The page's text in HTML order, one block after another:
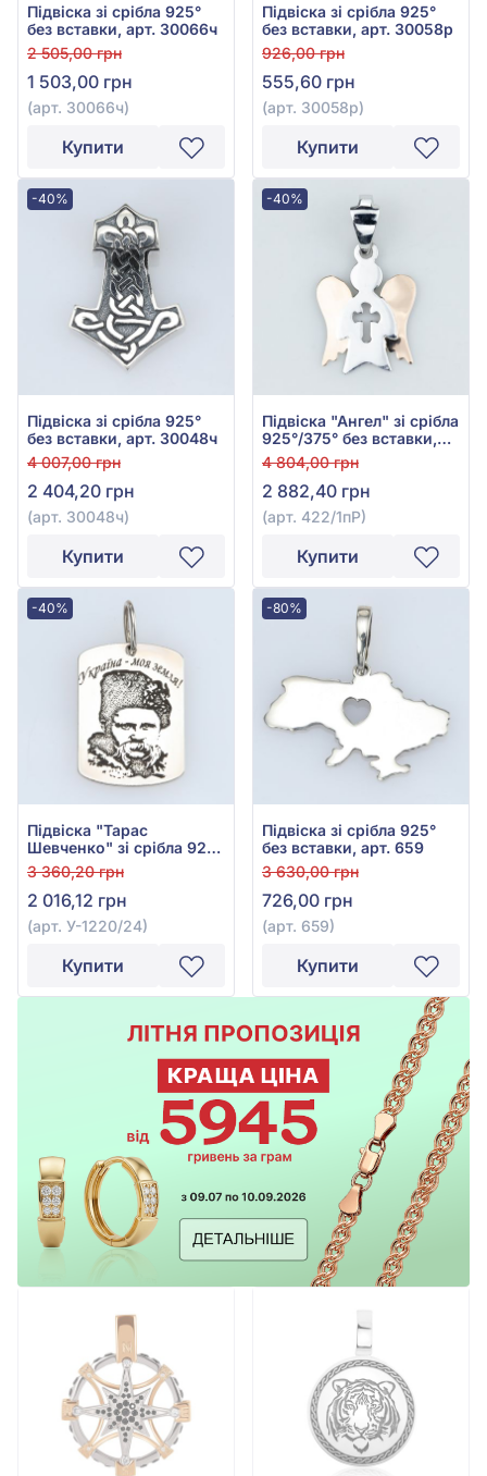
Підвіска зі срібла 925°
без вставки, арт. 30066ч
2 505,00 грн
1 503,00 грн
(арт. 30066ч)
Купити
Підвіска зі срібла 925°
без вставки, арт. 30058р
926,00 грн
555,60 грн
(арт. 30058р)
Купити
-40%
Підвіска зі срібла 925°
без вставки, арт. 30048ч
4 007,00 грн
2 404,20 грн
(арт. 30048ч)
Купити
-40%
Підвіска "Ангел" зі срібла
925°/375° без вставки,
арт. 422/1пР
4 804,00 грн
2 882,40 грн
(арт. 422/1пР)
Купити
-40%
Підвіска "Тарас
Шевченко" зі срібла 925°
без вставки, арт.
У-1220/24
3 360,20 грн
2 016,12 грн
(арт. У-1220/24)
Купити
-80%
Підвіска зі срібла 925°
без вставки, арт. 659
3 630,00 грн
726,00 грн
(арт. 659)
Купити